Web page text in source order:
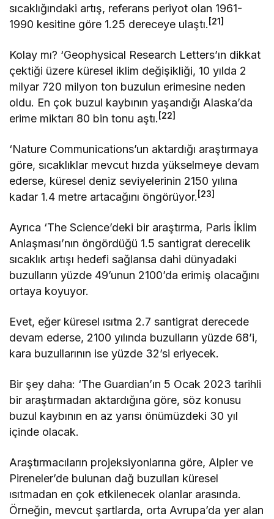
sıcaklığındaki artış, referans periyot olan 1961-
1990 kesitine göre 1.25 dereceye ulaştı. [21]
Kolay mı? ‘Geophysical Research Letters’ın dikkat
çektiği üzere küresel iklim değişikliği, 10 yılda 2
milyar 720 milyon ton buzulun erimesine neden
oldu. En çok buzul kaybının yaşandığı Alaska’da
erime miktarı 80 bin tonu aştı. [22]
‘Nature Communications’un aktardığı araştırmaya
göre, sıcaklıklar mevcut hızda yükselmeye devam
ederse, küresel deniz seviyelerinin 2150 yılına
kadar 1.4 metre artacağını öngörüyor. [23]
Ayrıca ‘The Science’deki bir araştırma, Paris İklim
Anlaşması’nın öngördüğü 1.5 santigrat derecelik
sıcaklık artışı hedefi sağlansa dahi dünyadaki
buzulların yüzde 49’unun 2100’da erimiş olacağını
ortaya koyuyor.
Evet, eğer küresel ısıtma 2.7 santigrat derecede
devam ederse, 2100 yılında buzulların yüzde 68’i,
kara buzullarının ise yüzde 32’si eriyecek.
Bir şey daha: ‘The Guardian’ın 5 Ocak 2023 tarihli
bir araştırmadan aktardığına göre, söz konusu
buzul kaybının en az yarısı önümüzdeki 30 yıl
içinde olacak.
Araştırmacıların projeksiyonlarına göre, Alpler ve
Pireneler’de bulunan dağ buzulları küresel
ısıtmadan en çok etkilenecek olanlar arasında.
Örneğin, mevcut şartlarda, orta Avrupa’da yer alan